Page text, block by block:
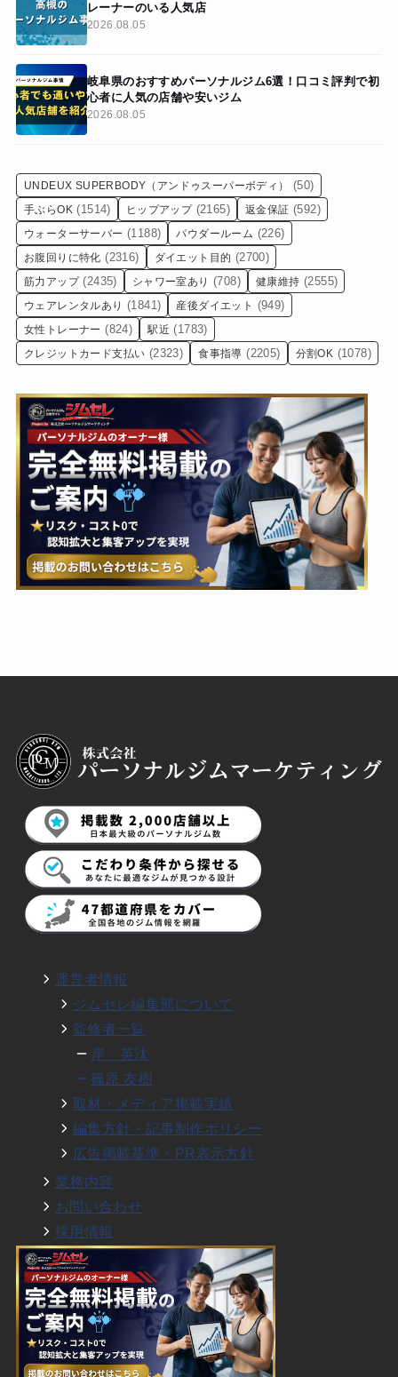
レーナーのいる人気店
2026.08.05
岐阜県のおすすめパーソナルジム6選！口コミ評判で初
心者に人気の店舗や安いジム
2026.08.05
UNDEUX SUPERBODY（アンドゥスーパーボディ） (50)
手ぶらOK (1514) ヒップアップ (2165) 返金保証 (592)
ウォーターサーバー (1188) パウダールーム (226)
お腹回りに特化 (2316) ダイエット目的 (2700)
筋力アップ (2435) シャワー室あり (708) 健康維持 (2555)
ウェアレンタルあり (1841) 産後ダイエット (949)
女性トレーナー (824) 駅近 (1783)
クレジットカード支払い (2323) 食事指導 (2205) 分割OK (1078)
運営者情報
ジムセレ編集部について
監修者一覧
岸 英汰
篠原 友樹
取材・メディア掲載実績
編集方針・記事制作ポリシー
広告掲載基準・PR表示方針
業務内容
お問い合わせ
採用情報